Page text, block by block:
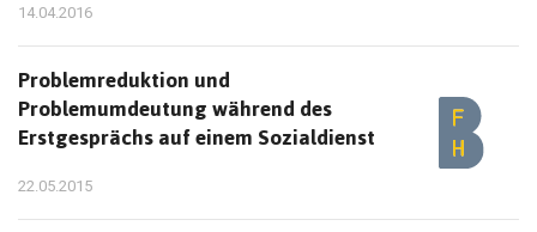
14.04.2016
Problemreduktion und
Problemumdeutung während des
Erstgesprächs auf einem Sozialdienst
22.05.2015